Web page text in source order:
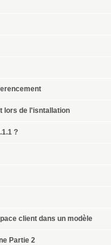
lors de l'isntallation
?
client dans un modèle
Partie 2